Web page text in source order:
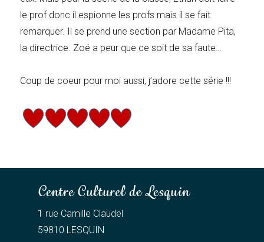
le prof donc il espionne les profs mais il se fait
remarquer. Il se prend une section par Madame Pita,
la directrice. Zoé a peur que ce soit de sa faute…
Coup de coeur pour moi aussi, j’adore cette série !!!
Centre Culturel de Lesquin
1 rue Camille Claudel
59810 LESQUIN